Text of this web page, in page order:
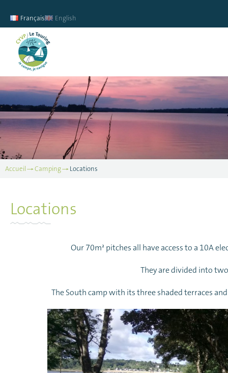
Français English
Accueil Camping Locations
Locations
Our 70m² pitches all have access to a 10A
They are divided into
The South camp with its three shaded terraces